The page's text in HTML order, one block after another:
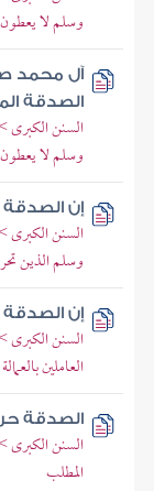
وسلم لا
آل محمد
الصدقة
السنن
وسلم لا
إن الصدقة
السنن
وسلم الذين
إن
السنن
العاملين
الصدقة
السنن
المطلب